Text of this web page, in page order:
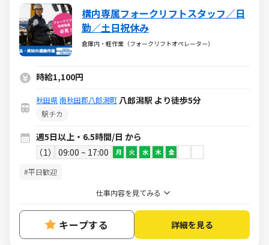
構内専属フォークリフトスタッフ／日
勤／土日祝休み
倉庫内・軽作業（フォークリフトオペレーター）
時給1,100円
秋田県南秋田郡八郎潟町八郎潟駅 より徒歩5分
駅チカ
週5日以上・6.5時間/日 から
1
09:00 ~ 17:00 月 火 水 木 金
#平日歓迎
仕事内容を見てみる
キープする 詳細を見る